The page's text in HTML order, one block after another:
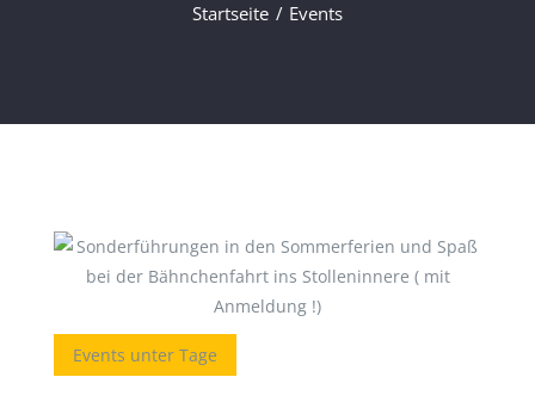
Startseite Events
Events unter Tage